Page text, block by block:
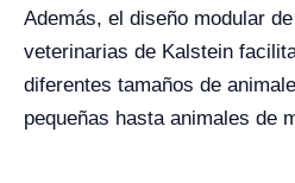
Además, el diseño modular
veterinarias de Kalstein
diferentes tamaños de
pequeñas hasta animales de